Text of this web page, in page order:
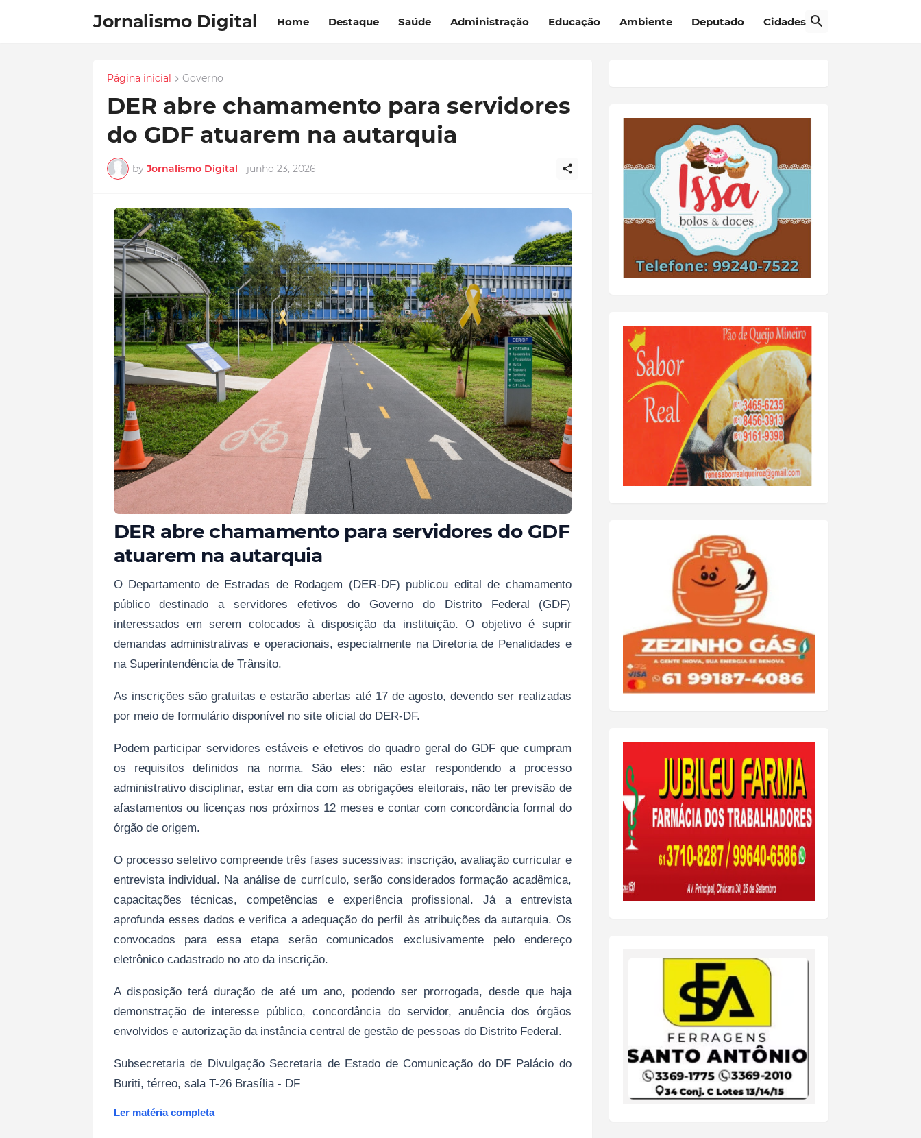
Jornalismo Digital Home Destaque Saúde Administração Educação Ambiente Deputado Cidades
Página inicial Governo
DER abre chamamento para servidores
do GDF atuarem na autarquia
by Jornalismo Digital - junho 23, 2026
DER abre chamamento para servidores do GDF
atuarem na autarquia
O Departamento de Estradas de Rodagem (DER‑DF) publicou edital de chamamento
público destinado a servidores efetivos do Governo do Distrito Federal (GDF)
interessados em serem colocados à disposição da instituição. O objetivo é suprir
demandas administrativas e operacionais, especialmente na Diretoria de Penalidades e
na Superintendência de Trânsito.
As inscrições são gratuitas e estarão abertas até 17 de agosto, devendo ser realizadas
por meio de formulário disponível no site oficial do DER‑DF.
Podem participar servidores estáveis e efetivos do quadro geral do GDF que cumpram
os requisitos definidos na norma. São eles: não estar respondendo a processo
administrativo disciplinar, estar em dia com as obrigações eleitorais, não ter previsão de
afastamentos ou licenças nos próximos 12 meses e contar com concordância formal do
órgão de origem.
O processo seletivo compreende três fases sucessivas: inscrição, avaliação curricular e
entrevista individual. Na análise de currículo, serão considerados formação acadêmica,
capacitações técnicas, competências e experiência profissional. Já a entrevista
aprofunda esses dados e verifica a adequação do perfil às atribuições da autarquia. Os
convocados para essa etapa serão comunicados exclusivamente pelo endereço
eletrônico cadastrado no ato da inscrição.
A disposição terá duração de até um ano, podendo ser prorrogada, desde que haja
demonstração de interesse público, concordância do servidor, anuência dos órgãos
envolvidos e autorização da instância central de gestão de pessoas do Distrito Federal.
Subsecretaria de Divulgação Secretaria de Estado de Comunicação do DF Palácio do
Buriti, térreo, sala T-26 Brasília - DF
Ler matéria completa